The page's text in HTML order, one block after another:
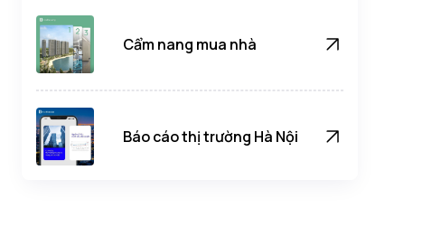
Cẩm nang mua nhà
Báo cáo thị trường Hà Nội